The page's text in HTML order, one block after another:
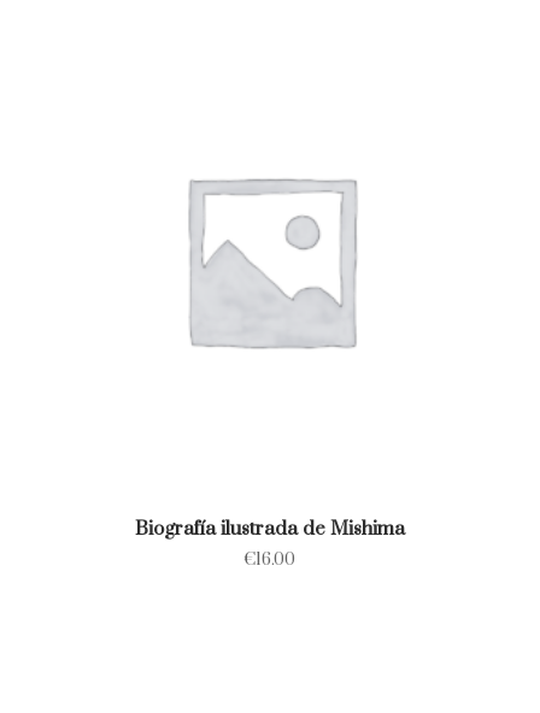
Biografía ilustrada de Mishima
€16.00